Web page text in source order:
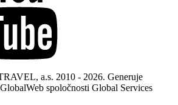
a.s. 2010 - 2026. Generuje
spoločnosti Global Services